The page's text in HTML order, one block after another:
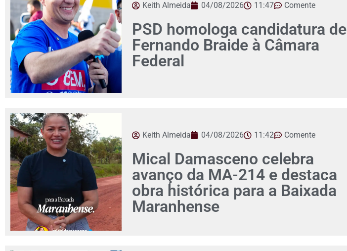
Keith Almeida 04/08/2026 11:47 Comente
PSD homologa candidatura de
Fernando Braide à Câmara
Federal
Keith Almeida 04/08/2026 11:42 Comente
Mical Damasceno celebra
avanço da MA-214 e destaca
obra histórica para a Baixada
Maranhense